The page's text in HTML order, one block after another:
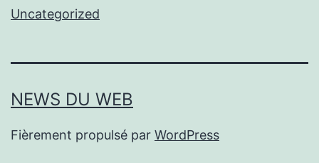
Uncategorized
NEWS DU WEB
Fièrement propulsé par WordPress